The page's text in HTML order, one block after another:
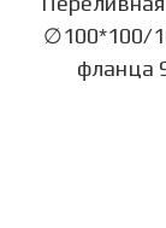
∅100*100/
фланца